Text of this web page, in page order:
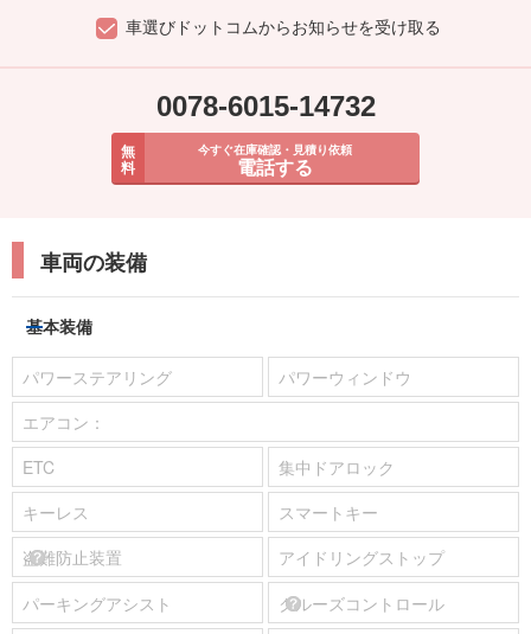
車選びドットコムからお知らせを受け取る
0078-6015-14732
無
料
今すぐ在庫確認・見積り依頼
電話する
車両の装備
基本装備
パワーステアリング
パワーウィンドウ
エアコン：
ETC
集中ドアロック
キーレス
スマートキー
盗難防止装置
アイドリングストップ
パーキングアシスト
クルーズコントロール